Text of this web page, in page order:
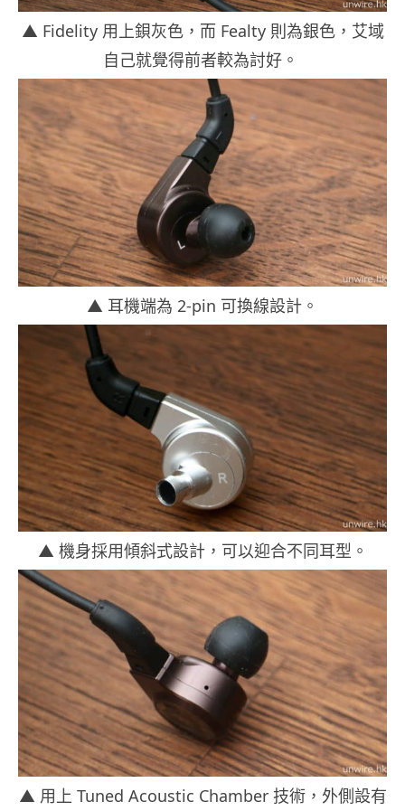
▲ Fidelity 用上鋇灰色，而 Fealty 則為銀色，艾域
自己就覺得前者較為討好。
▲ 耳機端為 2-pin 可換線設計。
▲ 機身採用傾斜式設計，可以迎合不同耳型。
▲ 用上 Tuned Acoustic Chamber 技術，外側設有